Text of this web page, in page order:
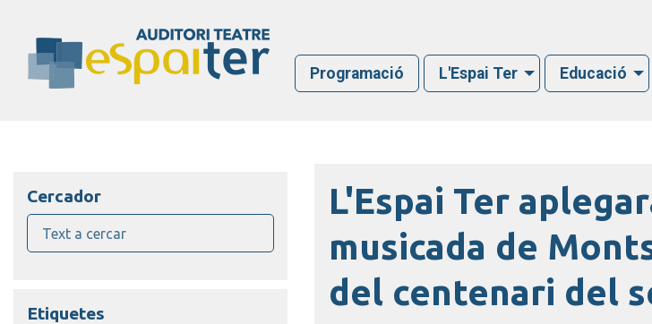
Programació L'Espai Ter Educació
L'Espai Ter
musicada de
del centenari del
Cercador
Etiquetes